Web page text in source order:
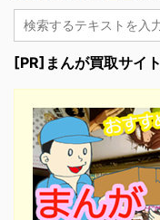
[PR]まんが買取サイト